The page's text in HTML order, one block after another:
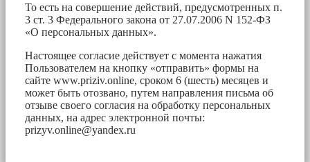
То есть на совершение действий, предусмотренных п.
3 ст. 3 Федерального закона от 27.07.2006 N 152-ФЗ
«О персональных данных».
Настоящее согласие действует с момента нажатия
Пользователем на кнопку «отправить» формы на
сайте www.priziv.online, сроком 6 (шесть) месяцев и
может быть отозвано, путем направления письма об
отзыве своего согласия на обработку персональных
данных, на адрес электронной почты:
prizyv.online@yandex.ru